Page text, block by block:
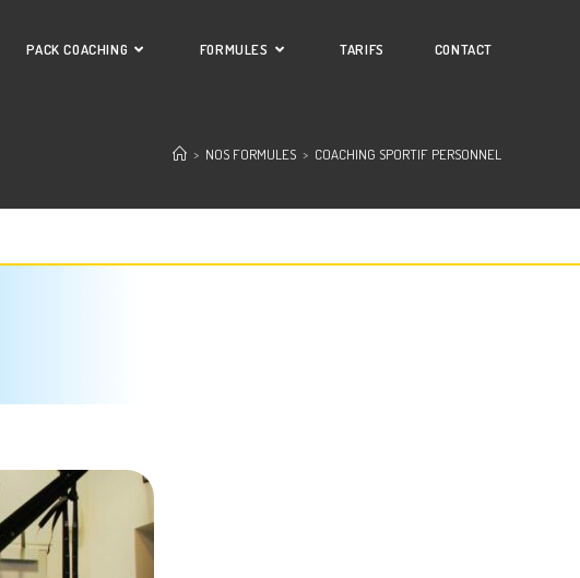
PACK COACHING FORMULES TARIFS CONTACT
> NOS FORMULES > COACHING SPORTIF PERSONNEL